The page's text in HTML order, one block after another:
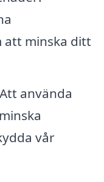
att minska ditt
använda
vår